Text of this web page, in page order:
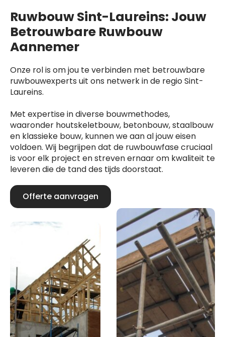
Ruwbouw Sint-Laureins: Jouw
Betrouwbare Ruwbouw
Aannemer
Onze rol is om jou te verbinden met betrouwbare
ruwbouwexperts uit ons netwerk in de regio Sint-
Laureins.
Met expertise in diverse bouwmethodes,
waaronder houtskeletbouw, betonbouw, staalbouw
en klassieke bouw, kunnen we aan al jouw eisen
voldoen. Wij begrijpen dat de ruwbouwfase cruciaal
is voor elk project en streven ernaar om kwaliteit te
leveren die de tand des tijds doorstaat.
Offerte aanvragen